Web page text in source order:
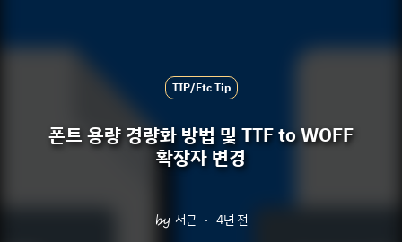
TIP/Etc Tip
폰트 용량 경량화 방법 및 TTF to WOFF
확장자 변경
서근 4년 전